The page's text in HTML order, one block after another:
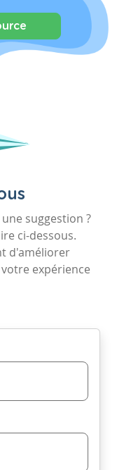
suggestion ?
ci-dessous.
d'améliorer
expérience